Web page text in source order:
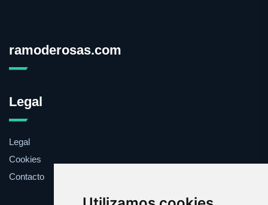
ramoderosas.com
Legal
Legal
Cookies
Contacto